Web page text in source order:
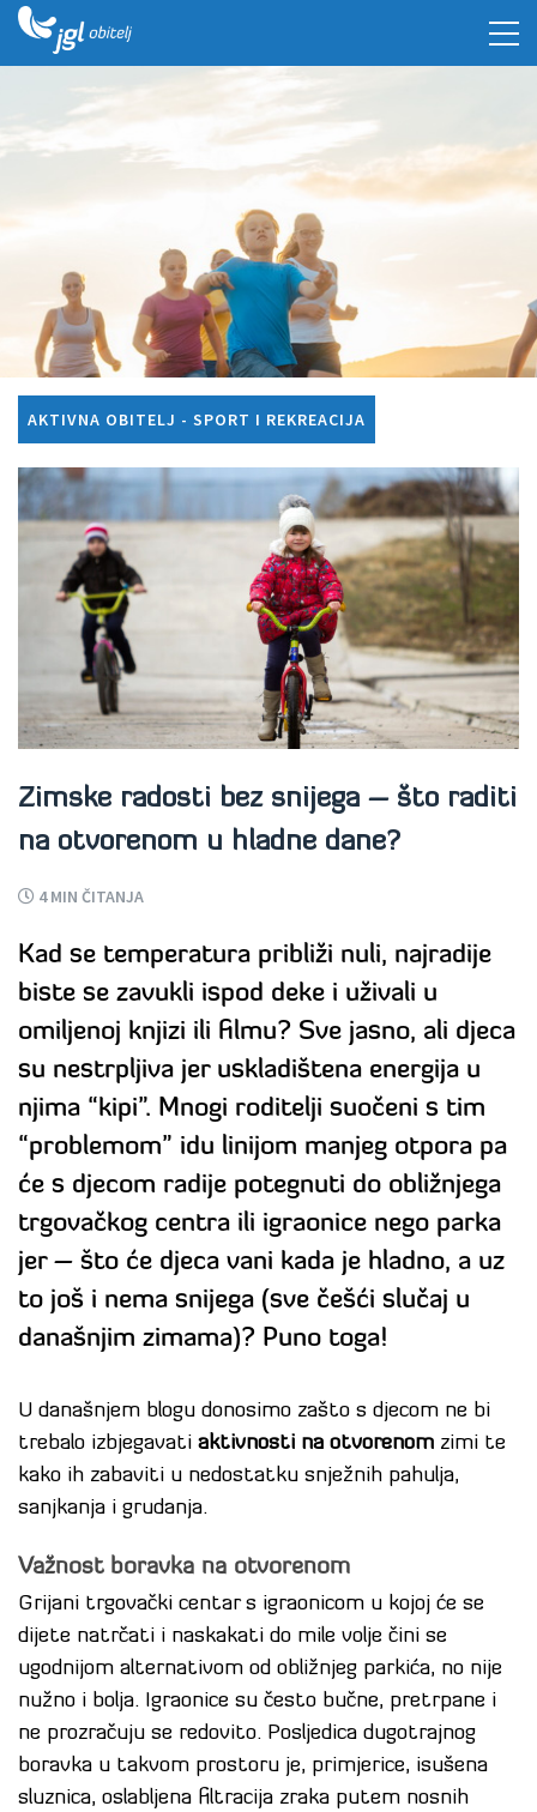
AKTIVNA OBITELJ - SPORT I REKREACIJA
Zimske radosti bez snijega – što raditi
na otvorenom u hladne dane?
4 MIN ČITANJA
Kad se temperatura približi nuli, najradije
biste se zavukli ispod deke i uživali u
omiljenoj knjizi ili filmu? Sve jasno, ali djeca
su nestrpljiva jer uskladištena energija u
njima “kipi”. Mnogi roditelji suočeni s tim
“problemom” idu linijom manjeg otpora pa
će s djecom radije potegnuti do obližnjega
trgovačkog centra ili igraonice nego parka
jer – što će djeca vani kada je hladno, a uz
to još i nema snijega (sve češći slučaj u
današnjim zimama)? Puno toga!
U današnjem blogu donosimo zašto s djecom ne bi
trebalo izbjegavati aktivnosti na otvorenom zimi te
kako ih zabaviti u nedostatku snježnih pahulja,
sanjkanja i grudanja.
Važnost boravka na otvorenom
Grijani trgovački centar s igraonicom u kojoj će se
dijete natrčati i naskakati do mile volje čini se
ugodnijom alternativom od obližnjeg parkića, no nije
nužno i bolja. Igraonice su često bučne, pretrpane i
ne prozračuju se redovito. Posljedica dugotrajnog
boravka u takvom prostoru je, primjerice, isušena
sluznica, oslabljena filtracija zraka putem nosnih